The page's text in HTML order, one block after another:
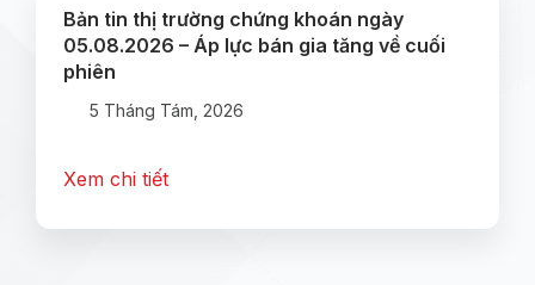
Bản tin thị trường chứng khoán ngày
05.08.2026 – Áp lực bán gia tăng về cuối
phiên
5 Tháng Tám, 2026
Xem chi tiết